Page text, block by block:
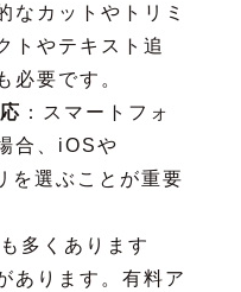
なカットやトリミ
トやテキスト追
必要です。
：スマートフォ
合、iOSや
を選ぶことが重要
多くあります
あります。有料ア